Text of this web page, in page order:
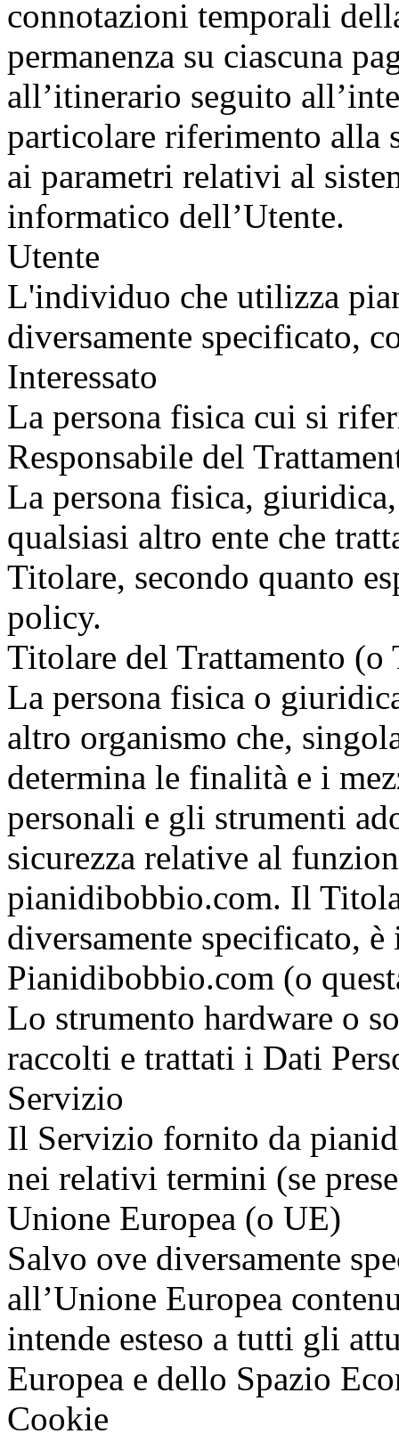
connotazioni temporali
permanenza su ciascuna
all’itinerario seguito
particolare riferimento alla
ai parametri relativi al
informatico dell’Utente.
Utente
L'individuo che utilizza
diversamente specificato,
Interessato
La persona fisica cui si
Responsabile del
La persona fisica,
qualsiasi altro ente che
Titolare, secondo quanto
policy.
Titolare del Trattamento (o
La persona fisica o
altro organismo che,
determina le finalità e i
personali e gli strumenti
sicurezza relative al
pianidibobbio.com. Il
diversamente specificato,
Pianidibobbio.com (o
Lo strumento hardware o
raccolti e trattati i Dati
Servizio
Il Servizio fornito da
nei relativi termini (se
Unione Europea (o UE)
Salvo ove diversamente
all’Unione Europea
intende esteso a tutti gli
Europea e dello Spazio
Cookie